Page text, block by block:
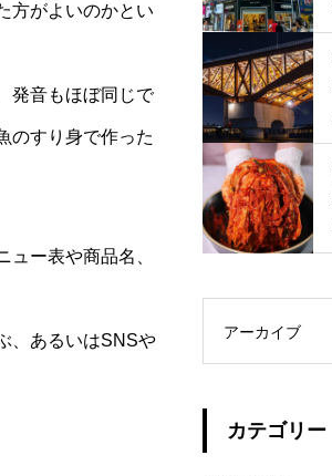
方がよいのかとい
発音もほぼ同じで
のすり身で作った
ー表や商品名、
、あるいはSNSや アーカイブ
カテゴリー